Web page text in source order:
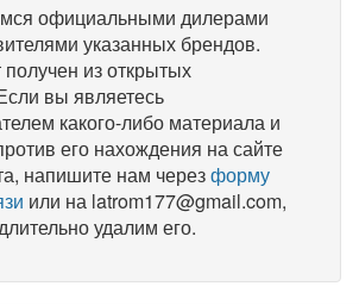
официальными дилерами
указанных брендов.
получен из открытых
вы являетесь
какого-либо материала и
его нахождения на сайте
напишите нам черезформу
или на latrom177@gmail.com,
удалим его.